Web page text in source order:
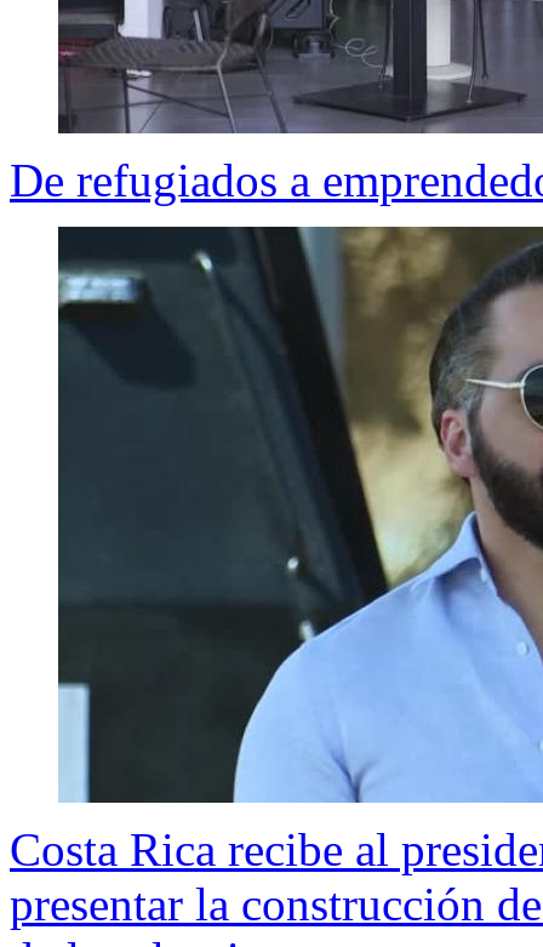
De refugiados a
Costa Rica recibe al
presentar la construcción